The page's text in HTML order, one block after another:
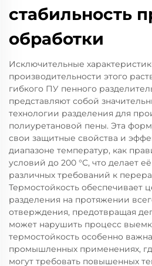
стабильность
обработки
Исключительные
производительности этого
гибкого ПУ пенного
представляют собой
технологии разделения для
полиуретановой пены. Эта
свои защитные свойства и
диапазоне температур, как
условий до 200 °C, что делает
различных требований к
Термостойкость обеспечивает
разделения на протяжении
отверждения, предотвращая
может нарушить процесс
термостойкость особенно
промышленных применениях,
могут требовать повышенных